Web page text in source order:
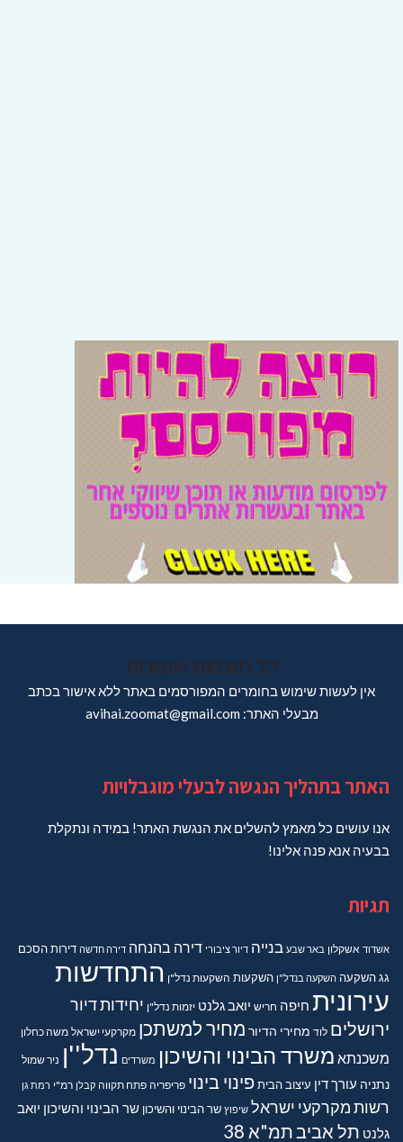
כל הזכויות שמורות
אין לעשות שימוש בחומרים המפורסמים באתר ללא אישור בכתב
מבעלי האתר: avihai.zoomat@gmail.com
האתר בתהליך הנגשה לבעלי מוגבלויות
אנו עושים כל מאמץ להשלים את הנגשת האתר! במידה ונתקלת
בבעיה אנא פנה אלינו!
תגיות
אשדוד אשקלון באר שבע בנייה דיור ציבורי דירה בהנחה דירה חדשה דירותהסכם
גגהשקעה השקעה בנדל"ן השקעות השקעות נדל"ן התחדשות
עירונית חיפה חריש יואב גלנט יזמות נדל"ן יחידות דיור
ירושלים לוד מחירי הדיור מחיר למשתכן מקרקעי ישראל משה כחלון
משכנתא משרד הבינוי והשיכון משרדים נדל''ן ניר שמול
נתניה עורך דין עיצוב הבית פינוי בינוי פריפריה פתח תקווה קבלן רמ"י רמת גן
רשות מקרקעי ישראל שיפוץ שר הבינוי והשיכון שר הבינוי והשיכון יואב
גלנט תל אביב תמ"א 38